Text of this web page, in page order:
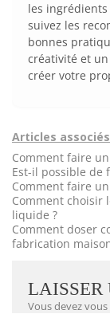
les
suivez les
bonnes
créativité et un
créer votre
Articles
Comment faire
Est-il possible de
Comment faire
Comment choisir
liquide ?
Comment doser
fabrication
LAISSER
Vous devezvous